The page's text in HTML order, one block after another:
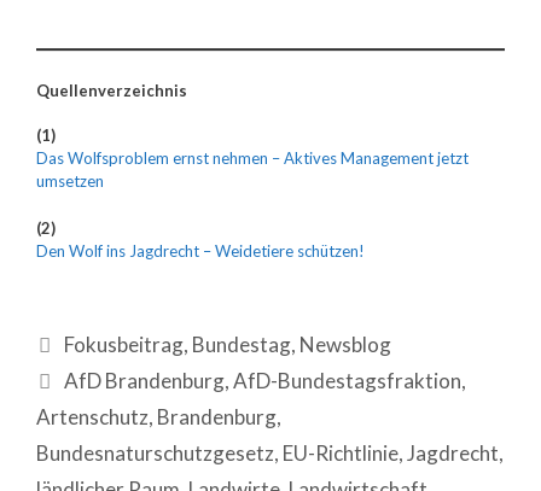
Quellenverzeichnis
(1)
Das Wolfsproblem ernst nehmen – Aktives Management jetzt
umsetzen
(2)
Den Wolf ins Jagdrecht – Weidetiere schützen!
Fokusbeitrag, Bundestag, Newsblog
AfD Brandenburg,AfD-Bundestagsfraktion,
Artenschutz, Brandenburg,
Bundesnaturschutzgesetz, EU-Richtlinie,Jagdrecht,